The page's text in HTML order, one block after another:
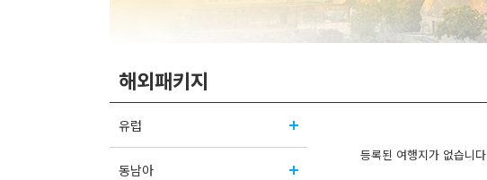
해외패키지
유럽
동남아
등록된 여행지가 없습니